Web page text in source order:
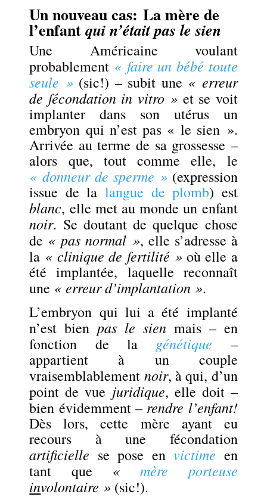
Un nouveau cas: La mère de
l’enfantqui n’était pas le sien
Une Américaine voulant
probablement « faire un bébé toute
seule »(sic!) – subit une « erreur
de fécondation in vitro » et se voit
implanter dans son utérus un
embryon qui n’est pas « le sien ».
Arrivée au terme de sa grossesse –
alors que, tout comme elle, le
« donneur de sperme »(expression
issue de la langue de plomb) est
blanc, elle met au monde un enfant
noir. Se doutant de quelque chose
de « pas normal », elle s’adresse à
la « clinique de fertilité »où elle a
été implantée, laquelle reconnaît
une « erreur d’implantation ».
L’embryon qui lui a été implanté
n’est bien pas le sienmais – en
fonction de lagénétique –
appartient à un couple
vraisemblablement noir, à qui, d’un
point de vue juridique, elle doit –
bien évidemment – rendre l’enfant!
Dès lors, cette mère ayant eu
recours à une fécondation
artificielle se pose envictime en
tant que «mère porteuse
involontaire » (sic!).